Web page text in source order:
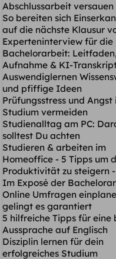
Abschlussarbeit versauen
So bereiten sich
auf die nächste Klausur
Experteninterview für die
Bachelorarbeit:
Aufnahme & KI-
Auswendiglernen
und pfiffige Ideen
Prüfungsstress und Angst
Studium vermeiden
Studienalltag am PC:
solltest Du achten
Studieren & arbeiten im
Homeoffice - 5 Tipps um
Produktivität zu steigern -
Im Exposé der
Online Umfragen
gelingt es garantiert
5 hilfreiche Tipps für eine
Aussprache auf Englisch
Disziplin lernen für dein
erfolgreiches Studium